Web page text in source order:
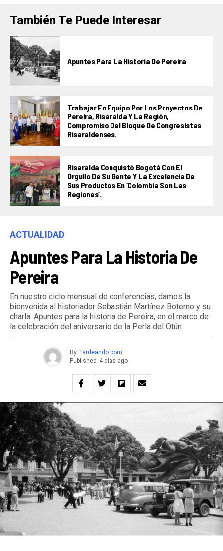
También Te Puede Interesar
Apuntes Para La Historia De Pereira
Trabajar En Equipo Por Los Proyectos De
Pereira, Risaralda Y La Región,
Compromiso Del Bloque De Congresistas
Risaraldenses.
Risaralda Conquistó Bogotá Con El
Orgullo De Su Gente Y La Excelencia De
Sus Productos En ‘Colombia Son Las
Regiones’.
ACTUALIDAD
Apuntes Para La Historia De
Pereira
En nuestro ciclo mensual de conferencias, damos la
bienvenida al historiador Sebastián Martínez Boterno y su
charla: Apuntes para la historia de Pereira, en el marco de
la celebración del aniversario de la Perla del Otún.
By Tardeando.com
Published 4 días ago